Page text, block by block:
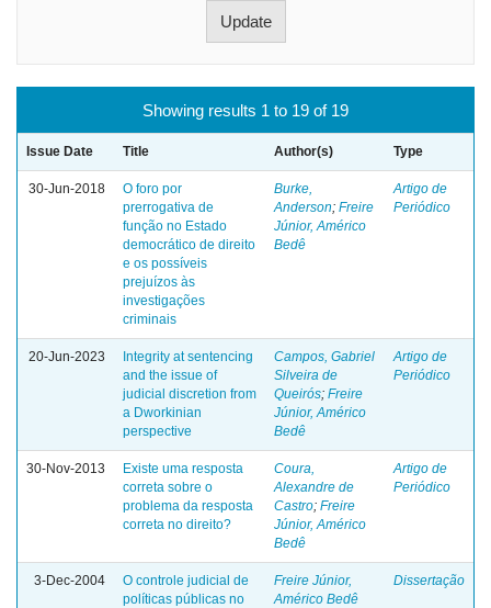
Showing results 1 to 19 of 19
Issue Date Title Author(s) Type
30-Jun-2018
O foro por
prerrogativa de
função no Estado
democrático de direito
e os possíveis
prejuízos às
investigações
criminais
Burke,
Anderson; Freire
Júnior, Américo
Bedê
Artigo de
Periódico
20-Jun-2023
Integrity at sentencing
and the issue of
judicial discretion from
a Dworkinian
perspective
Campos, Gabriel
Silveira de
Queirós; Freire
Júnior, Américo
Bedê
Artigo de
Periódico
30-Nov-2013
Existe uma resposta
correta sobre o
problema da resposta
correta no direito?
Coura,
Alexandre de
Castro; Freire
Júnior, Américo
Bedê
Artigo de
Periódico
3-Dec-2004
O controle judicial de
políticas públicas no
Freire Júnior,
Américo Bedê
Dissertação